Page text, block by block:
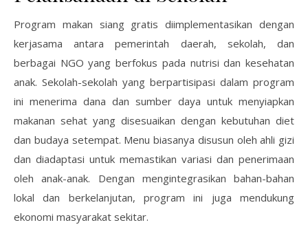
Program makan siang gratis diimplementasikan dengan
kerjasama antara pemerintah daerah, sekolah, dan
berbagai NGO yang berfokus pada nutrisi dan kesehatan
anak. Sekolah-sekolah yang berpartisipasi dalam program
ini menerima dana dan sumber daya untuk menyiapkan
makanan sehat yang disesuaikan dengan kebutuhan diet
dan budaya setempat. Menu biasanya disusun oleh ahli gizi
dan diadaptasi untuk memastikan variasi dan penerimaan
oleh anak-anak. Dengan mengintegrasikan bahan-bahan
lokal dan berkelanjutan, program ini juga mendukung
ekonomi masyarakat sekitar.